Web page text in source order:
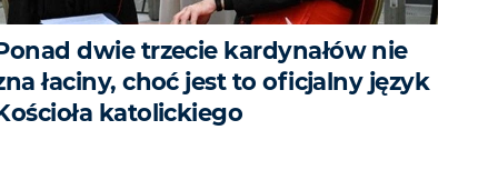
dwie trzecie kardynałów nie
łaciny, choć jest to oficjalny język
katolickiego